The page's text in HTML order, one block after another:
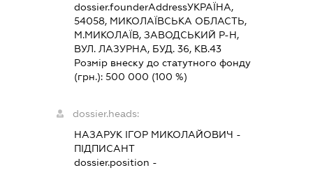
dossier.founderAddressУКРАЇНА,
54058, МИКОЛАЇВСЬКА ОБЛАСТЬ,
М.МИКОЛАЇВ, ЗАВОДСЬКИЙ Р-Н,
ВУЛ. ЛАЗУРНА, БУД. 36, КВ.43
Розмір внеску до статутного фонду
(грн.):500 000 (100 %)
dossier.heads:
НАЗАРУК ІГОР МИКОЛАЙОВИЧ -
ПІДПИСАНТ
dossier.position -